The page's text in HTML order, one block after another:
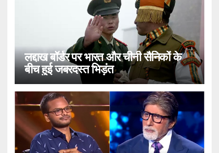
लद्दाख बॉर्डर पर भारत और चीनी सैनिकों के
बीच हुई जबरदस्त भिड़ंत